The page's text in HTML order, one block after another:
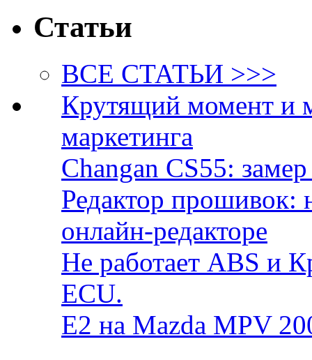
Статьи
ВСЕ СТАТЬИ >>>
Крутящий момент и
маркетинга
Changan CS55:
Редактор прошивок:
онлайн-редакторе
Не работает ABS и
ECU.
E2 на Mazda MPV